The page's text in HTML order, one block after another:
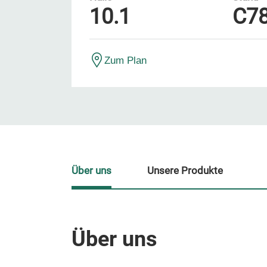
10.1
Zum Plan
Über uns
Über uns Unsere Produkte